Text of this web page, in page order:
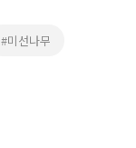
#미선나무